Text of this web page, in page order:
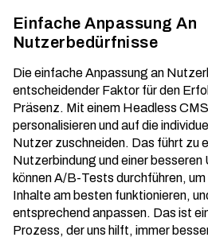
Einfache Anpassung An
Nutzerbedürfnisse
Die einfache Anpassung an
entscheidender Faktor für den
Präsenz. Mit einem Headless
personalisieren und auf die
Nutzer zuschneiden. Das führt zu
Nutzerbindung und einer besseren
können A/B-Tests durchführen,
Inhalte am besten funktionieren,
entsprechend anpassen. Das ist
Prozess, der uns hilft, immer